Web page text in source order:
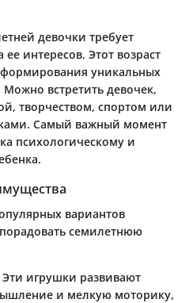
девочки требует
интересов. Этот возраст
уникальных
встретить девочек,
творчеством, спортом или
Самый важный момент
психологическому и
вариантов
семилетнюю
Эти игрушки развивают
и мелкую моторику,